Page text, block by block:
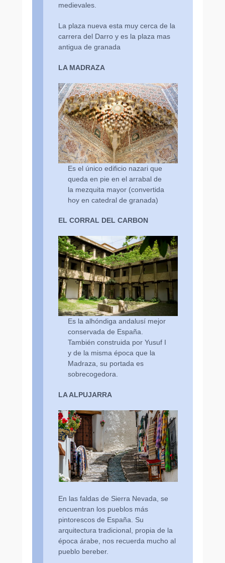
medievales.
La plaza nueva esta muy cerca de la
carrera del Darro y es la plaza mas
antigua de granada
LA MADRAZA
Es el único edificio nazari que
queda en pie en el arrabal de
la mezquita mayor (convertida
hoy en catedral de granada)
EL CORRAL DEL CARBON
Es la alhóndiga andalusí mejor
conservada de España.
También construida por Yusuf I
y de la misma época que la
Madraza, su portada es
sobrecogedora.
LA ALPUJARRA
En las faldas de Sierra Nevada, se
encuentran los pueblos más
pintorescos de España. Su
arquitectura tradicional, propia de la
época árabe, nos recuerda mucho al
pueblo bereber.